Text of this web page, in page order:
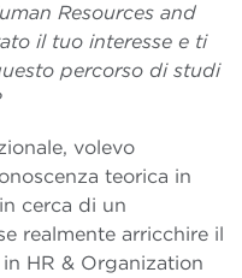
Resources and
il tuo interesse e ti
percorso di studi
volevo
teorica in
cerca di un
realmente arricchire il
HR & Organization